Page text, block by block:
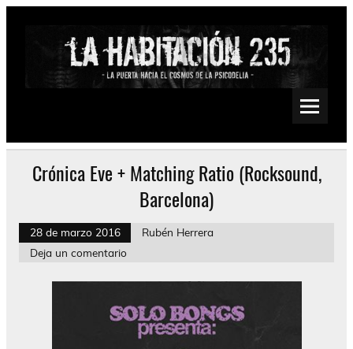
Saltar
Psychedelic, Stoner, Doom, Sludge, Fuzz, Space, Drone
Crónica Eve + Matching Ratio (Rocksound,
Barcelona)
28 de marzo 2016
Rubén Herrera
Deja un comentario